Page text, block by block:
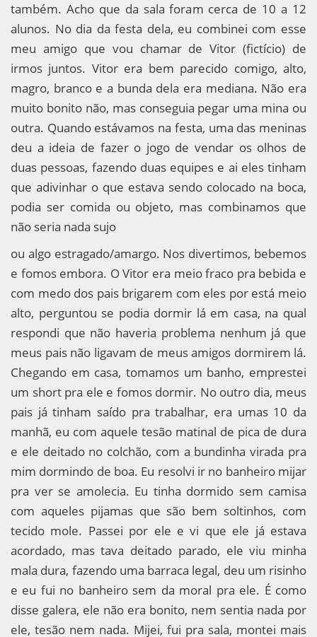
também. Acho que da sala foram cerca de 10 a 12
alunos. No dia da festa dela, eu combinei com esse
meu amigo que vou chamar de Vitor (fictício) de
irmos juntos. Vitor era bem parecido comigo, alto,
magro, branco e a bunda dela era mediana. Não era
muito bonito não, mas conseguia pegar uma mina ou
outra. Quando estávamos na festa, uma das meninas
deu a ideia de fazer o jogo de vendar os olhos de
duas pessoas, fazendo duas equipes e ai eles tinham
que adivinhar o que estava sendo colocado na boca,
podia ser comida ou objeto, mas combinamos que
não seria nada sujo
ou algo estragado/amargo. Nos divertimos, bebemos
e fomos embora. O Vitor era meio fraco pra bebida e
com medo dos pais brigarem com eles por está meio
alto, perguntou se podia dormir lá em casa, na qual
respondi que não haveria problema nenhum já que
meus pais não ligavam de meus amigos dormirem lá.
Chegando em casa, tomamos um banho, emprestei
um short pra ele e fomos dormir. No outro dia, meus
pais já tinham saído pra trabalhar, era umas 10 da
manhã, eu com aquele tesão matinal de pica de dura
e ele deitado no colchão, com a bundinha virada pra
mim dormindo de boa. Eu resolvi ir no banheiro mijar
pra ver se amolecia. Eu tinha dormido sem camisa
com aqueles pijamas que são bem soltinhos, com
tecido mole. Passei por ele e vi que ele já estava
acordado, mas tava deitado parado, ele viu minha
mala dura, fazendo uma barraca legal, deu um risinho
e eu fui no banheiro sem da moral pra ele. É como
disse galera, ele não era bonito, nem sentia nada por
ele, tesão nem nada. Mijei, fui pra sala, montei mais